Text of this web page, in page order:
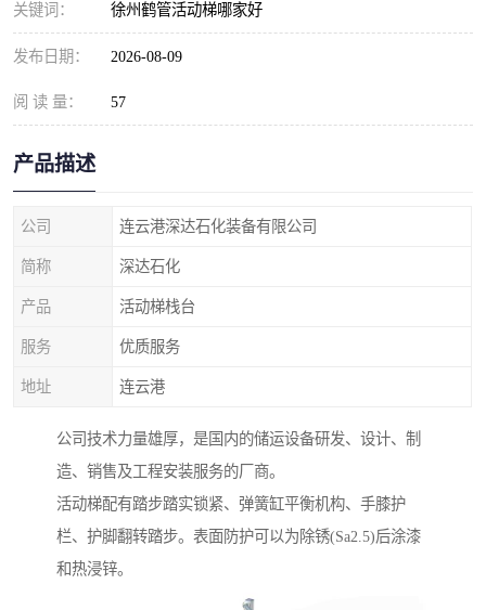
关键词： 徐州鹤管活动梯哪家好
发布日期： 2026-08-09
阅 读 量： 57
产品描述
公司 连云港深达石化装备有限公司
简称 深达石化
产品 活动梯栈台
服务 优质服务
地址 连云港
公司技术力量雄厚，是国内的储运设备研发、设计、制
造、销售及工程安装服务的厂商。
活动梯配有踏步踏实锁紧、弹簧缸平衡机构、手膝护
栏、护脚翻转踏步。表面防护可以为除锈(Sa2.5)后涂漆
和热浸锌。